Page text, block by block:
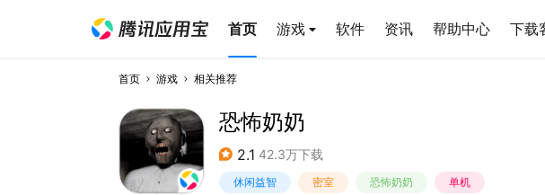
首页 游戏 软件 资讯 帮助中心 下载
首页 游戏 相关推荐
恐怖奶奶
2.1 42.3万下载
休闲益智 密室 恐怖奶奶 单机